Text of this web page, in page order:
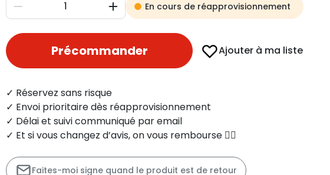
Diminuer AugmenterEn cours de réapprovisionnement
Précommander Ajouter à ma liste
✓ Réservez sans risque
✓ Envoi prioritaire dès réapprovisionnement
✓ Délai et suivi communiqué par email
✓ Et si vous changez d’avis, on vous rembourse 👍🏻
Faites-moi signe quand le produit est de retour